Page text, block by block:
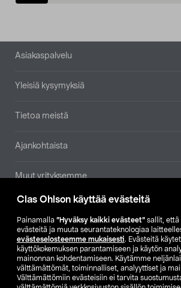
Clas Ohlson käyttää evästeitä
Painamalla ”Hyväksy kaikki evästeet” sallit, että
evästeitä ja muuta seurantateknologiaa
evästeselosteemme mukaisesti. Evästeitä
käyttökokemuksen parantamiseen ja käytön
mainonnan kohdentamiseen. Käytämme
välttämättömät, toiminnalliset, analyyttiset ja
Välttämättömiin evästeisiin ei tarvita
Alatunniste
Asiakaspalvelu
Yleisiä kysymyksiä
Tietoa meistä
Ajankohtaista
Muut yrityksemme
Etsi myymälä
SE NO FI
FI SV